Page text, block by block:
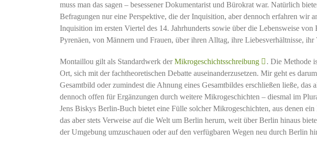
muss man das sagen – besessener Dokumentarist und Bürokrat war. Natürlich
Befragungen nur eine Perspektive, die der Inquisition, aber dennoch erfahren wir
Inquisition im ersten Viertel des 14. Jahrhunderts sowie über die Lebensweise
Pyrenäen, von Männern und Frauen, über ihren Alltag, ihre Liebesverhältnisse,
Montaillou gilt als Standardwerk derMikrogeschichtsschreibung
. Die Methode
Ort, sich mit der fachtheoretischen Debatte auseinanderzusetzen. Mir geht es
Gesamtbild oder zumindest die Ahnung eines Gesamtbildes erschließen ließe, das
dennoch offen für Ergänzungen durch weitere Mikrogeschichten – diesmal im
Jens Biskys Berlin-Buch bietet eine Fülle solcher Mikrogeschichten, aus denen
das aber stets Verweise auf die Welt um Berlin herum, weit über Berlin hinaus
der Umgebung umzuschauen oder auf den verfügbaren Wegen neu durch Berlin